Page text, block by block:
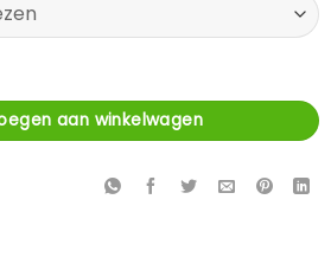
aan winkelwagen